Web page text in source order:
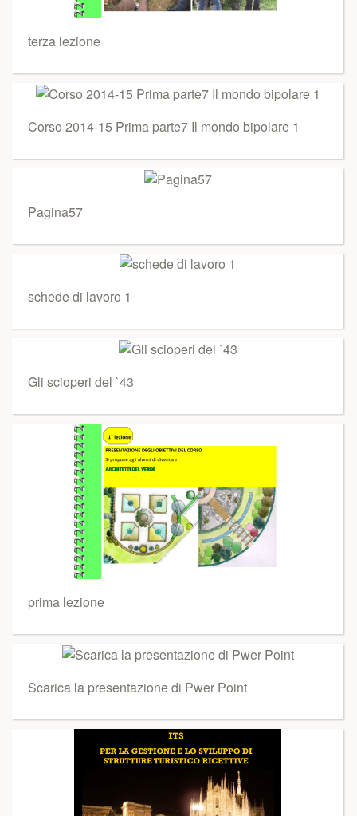
terza lezione
Corso 2014-15 Prima parte7 Il mondo bipolare 1
Pagina57
schede di lavoro 1
Gli scioperi del `43
prima lezione
Scarica la presentazione di Pwer Point